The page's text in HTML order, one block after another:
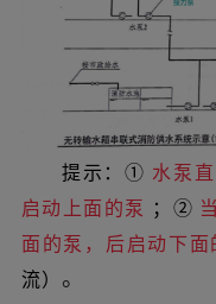
提示：① 水泵
启动上面的泵
；②
面的泵，后启动下面
流） 。